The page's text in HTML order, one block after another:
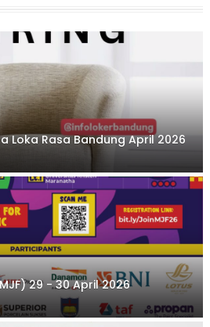
Loka Rasa Bandung April 2026
29 - 30 April 2026